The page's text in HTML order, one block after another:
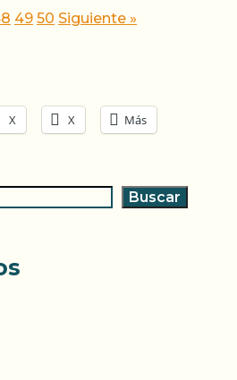
49 50 Siguiente »
X X Más
Buscar